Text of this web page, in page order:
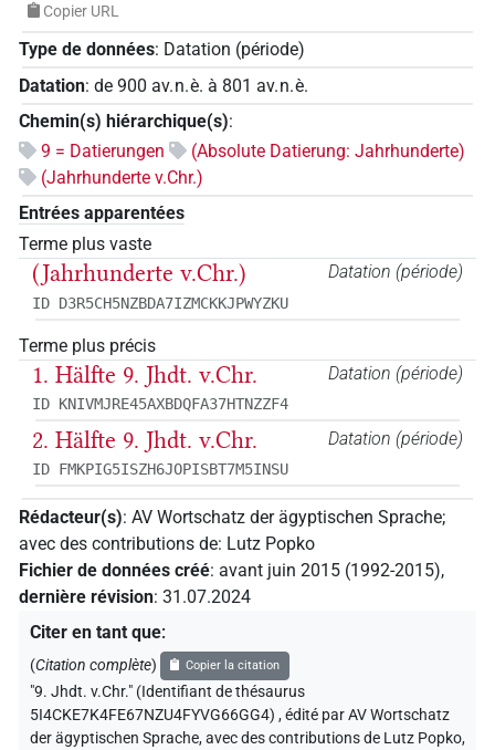
Copier URL
Type de données: Datation (période)
Datation: de 900 av. n. è. à 801 av. n. è.
Chemin(s) hiérarchique(s):
9 = Datierungen
(Absolute Datierung: Jahrhunderte)
(Jahrhunderte v.Chr.)
Entrées apparentées
Terme plus vaste
Datation (période)
(Jahrhunderte v.Chr.)
ID D3R5CH5NZBDA7IZMCKKJPWYZKU
Terme plus précis
Datation (période)
1. Hälfte 9. Jhdt. v.Chr.
ID KNIVMJRE45AXBDQFA37HTNZZF4
Datation (période)
2. Hälfte 9. Jhdt. v.Chr.
ID FMKPIG5ISZH6JOPISBT7M5INSU
Rédacteur(s): AV Wortschatz der ägyptischen Sprache;
avec des contributions de: Lutz Popko
Fichier de données créé: avant juin 2015 (1992-2015),
dernière révision: 31.07.2024
Citer en tant que:
(Citation complète) Copier la citation
"9. Jhdt. v.Chr." (Identifiant de thésaurus
5I4CKE7K4FE67NZU4FYVG66GG4) ,édité par AV Wortschatz
der ägyptischen Sprache,avec des contributions de Lutz Popko,